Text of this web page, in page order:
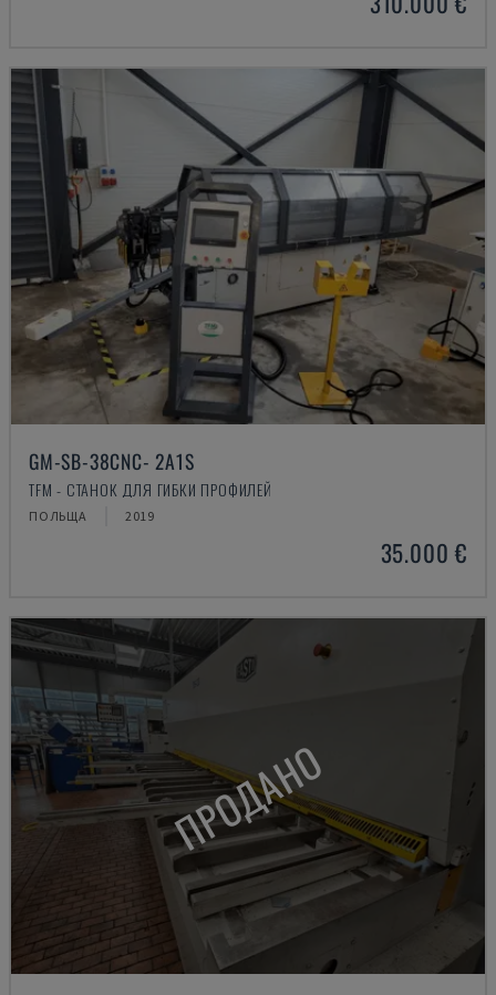
GM-SB-38CNC- 2A1S
TFM - СТАНОК ДЛЯ ГИБКИ ПРОФИЛЕЙ
ПОЛЬЩА 2019
35.000 €
ПРОДАНО